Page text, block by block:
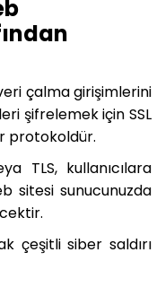
çalma girişimlerini
şifrelemek için SSL
protokoldür.
TLS, kullanıcılara
sitesi sunucunuzda
çeşitli siber saldırı